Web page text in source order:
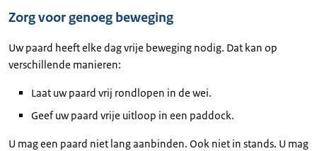
Zorg voor genoeg beweging
Uw paard heeft elke dag vrije beweging nodig. Dat kan op
verschillende manieren:
Laat uw paard vrij rondlopen in de wei.
Geef uw paard vrije uitloop in een paddock.
U mag een paard niet lang aanbinden. Ook niet in stands. U mag